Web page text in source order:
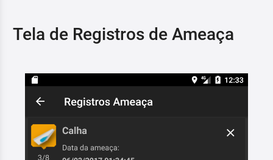
Tela de Registros de Ameaça